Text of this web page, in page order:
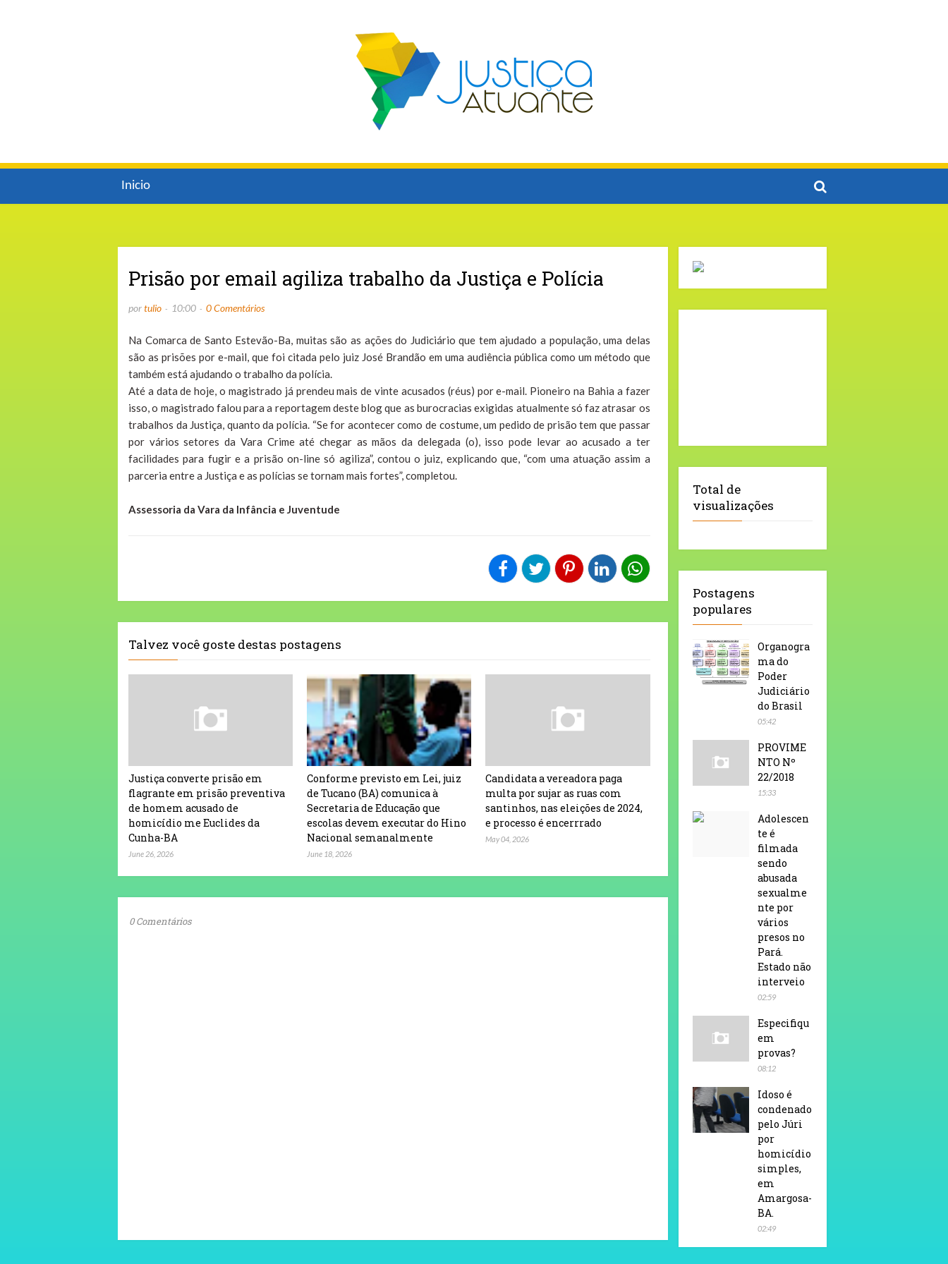
Inicio
Prisão por email agiliza trabalho da Justiça e Polícia
portulio 10:00 0 Comentários
Na Comarca de Santo Estevão-Ba, muitas são as ações do Judiciário que tem ajudado a população, uma delas
são as prisões por e-mail, que foi citada pelo juiz José Brandão em uma audiência pública como um método que
também está ajudando o trabalho da polícia.
Até a data de hoje, o magistrado já prendeu mais de vinte acusados (réus) por e-mail. Pioneiro na Bahia a fazer
isso, o magistrado falou para a reportagem deste blog que as burocracias exigidas atualmente só faz atrasar os
trabalhos da Justiça, quanto da polícia. “Se for acontecer como de costume, um pedido de prisão tem que passar
por vários setores da Vara Crime até chegar as mãos da delegada (o), isso pode levar ao acusado a ter
facilidades para fugir e a prisão on-line só agiliza”, contou o juiz, explicando que, “com uma atuação assim a
parceria entre a Justiça e as polícias se tornam mais fortes”, completou.
Assessoria da Vara da Infância e Juventude
Talvez você goste destas postagens
Justiça converte prisão em
flagrante em prisão preventiva
de homem acusado de
homicídio me Euclides da
Cunha-BA
June 26, 2026
Conforme previsto em Lei, juiz
de Tucano (BA) comunica à
Secretaria de Educação que
escolas devem executar do Hino
Nacional semanalmente
June 18, 2026
Candidata a vereadora paga
multa por sujar as ruas com
santinhos, nas eleições de 2024,
e processo é encerrrado
May 04, 2026
0 Comentários
Total de
visualizações
Postagens
populares
Organogra
ma do
Poder
Judiciário
do Brasil
05:42
PROVIME
NTO Nº
22/2018
15:33
Adolescen
te é
filmada
sendo
abusada
sexualme
nte por
vários
presos no
Pará.
Estado não
interveio
02:59
Especifiqu
em
provas?
08:12
Idoso é
condenado
pelo Júri
por
homicídio
simples,
em
Amargosa-
BA.
02:49